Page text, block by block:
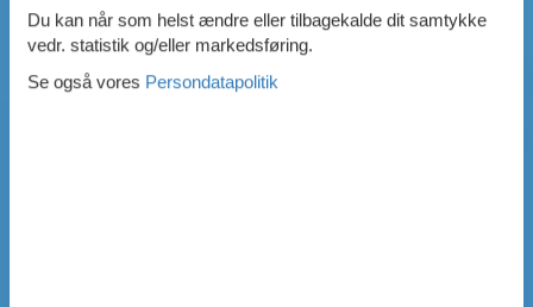
Du kan når som helst ændre eller tilbagekalde dit samtykke
vedr. statistik og/eller markedsføring.
Se også vores Persondatapolitik